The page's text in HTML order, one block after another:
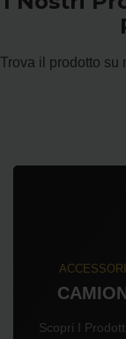
Trova il prodotto su
ACCESSORI
Scopri I Prodotti